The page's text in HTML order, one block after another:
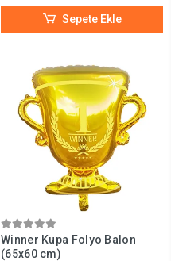
Sepete Ekle
Winner Kupa Folyo Balon
(65x60 cm)